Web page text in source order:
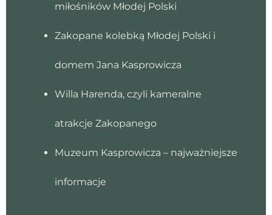
miłośników Młodej Polski
Zakopane kolebką Młodej Polski i
domem Jana Kasprowicza
Willa Harenda, czyli kameralne
atrakcje Zakopanego
Muzeum Kasprowicza – najważniejsze
informacje